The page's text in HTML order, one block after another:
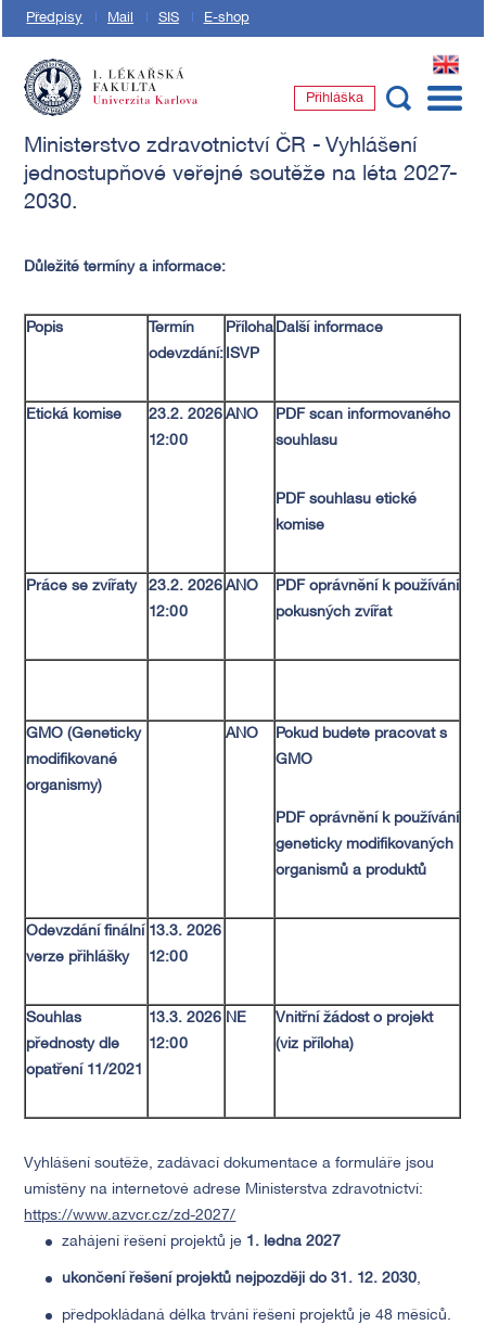
Předpisy Mail SIS E-shop
EN
Přihláška
Ministerstvo zdravotnictví ČR - Vyhlášení
jednostupňové veřejné soutěže na léta 2027-
2030.
Důležité termíny a informace:
Popis
Termín
odevzdání:
Příloha
ISVP
Další informace
Etická komise
23.2. 2026
12:00
ANO
PDF scan informovaného
souhlasu
PDF souhlasu etické
komise
Práce se zvířaty
23.2. 2026
12:00
ANO
PDF oprávnění k používání
pokusných zvířat
GMO (Geneticky
modifikované
organismy)
ANO
Pokud budete pracovat s
GMO
PDF oprávnění k používání
geneticky modifikovaných
organismů a produktů
Odevzdání finální
verze přihlášky
13.3. 2026
12:00
Souhlas
přednosty dle
opatření 11/2021
13.3. 2026
12:00
NE
Vnitřní žádost o projekt
(viz příloha)
Vyhlášení soutěže, zadávací dokumentace a formuláře jsou
umístěny na internetové adrese Ministerstva zdravotnictví:
https://www.azvcr.cz/zd-2027/
zahájení řešení projektů je 1. ledna 2027
ukončení řešení projektů nejpozději do 31. 12. 2030,
předpokládaná délka trvání řešení projektů je 48 měsíců.